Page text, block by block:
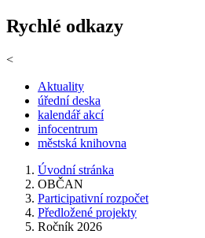
Rychlé odkazy
<
Aktuality
úřední deska
kalendář akcí
infocentrum
městská knihovna
Úvodní stránka
OBČAN
Participativní rozpočet
Předložené projekty
Ročník 2026